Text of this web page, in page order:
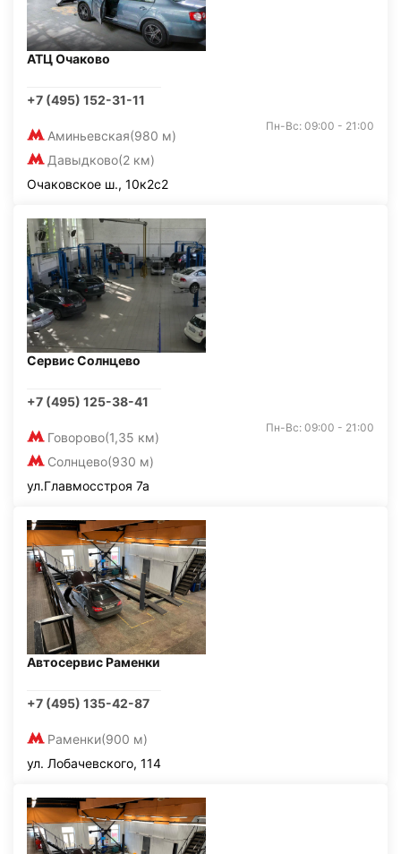
АТЦ Очаково
+7 (495) 152-31-11
Аминьевская(980 м)
Давыдково(2 км)
Пн-Вс: 09:00 - 21:00
Очаковское ш., 10к2с2
Сервис Солнцево
+7 (495) 125-38-41
Говорово(1,35 км)
Солнцево(930 м)
Пн-Вс: 09:00 - 21:00
ул.Главмосстроя 7а
Автосервис Раменки
+7 (495) 135-42-87
Раменки(900 м)
ул. Лобачевского, 114